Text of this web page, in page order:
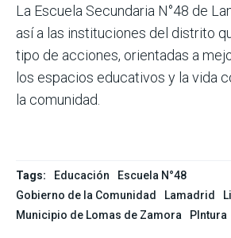
La Escuela Secundaria N°48 de
así a las instituciones del distrito
tipo de acciones, orientadas a
los espacios educativos y la vida
la comunidad.
Tags: Educación
Escuela N°48
Gobierno de la Comunidad
Lamadrid
Municipio de Lomas de Zamora
PIntura